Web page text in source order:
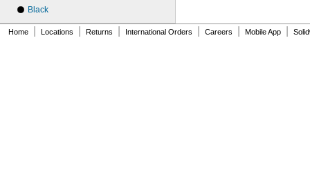
100XL050
104MXL025
Black
Home Locations Returns International Orders Careers Mobile App